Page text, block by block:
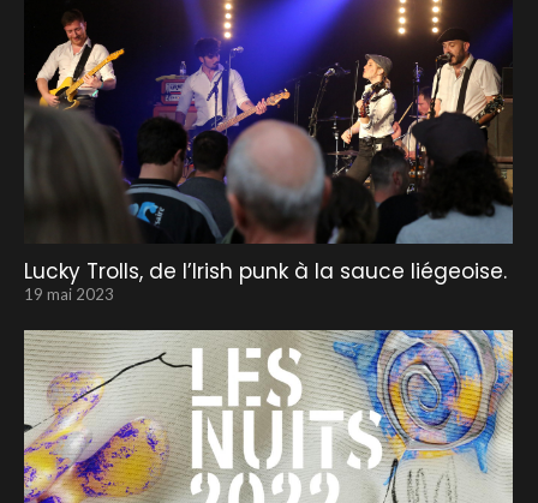
Lucky Trolls, de l’Irish punk à la sauce liégeoise.
19 mai 2023